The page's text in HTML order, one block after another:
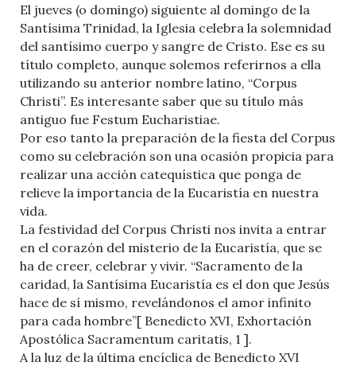
El jueves (o domingo) siguiente al domingo de la
Santísima Trinidad, la Iglesia celebra la solemnidad
del santísimo cuerpo y sangre de Cristo. Ese es su
título completo, aunque solemos referirnos a ella
utilizando su anterior nombre latino, “Corpus
Christi”. Es interesante saber que su título más
antiguo fue Festum Eucharistiae.
Por eso tanto la preparación de la fiesta del Corpus
como su celebración son una ocasión propicia para
realizar una acción catequística que ponga de
relieve la importancia de la Eucaristía en nuestra
vida.
La festividad del Corpus Christi nos invita a entrar
en el corazón del misterio de la Eucaristía, que se
ha de creer, celebrar y vivir. “Sacramento de la
caridad, la Santísima Eucaristía es el don que Jesús
hace de sí mismo, revelándonos el amor infinito
para cada hombre”[ Benedicto XVI, Exhortación
Apostólica Sacramentum caritatis, 1 ].
A la luz de la última encíclica de Benedicto XVI